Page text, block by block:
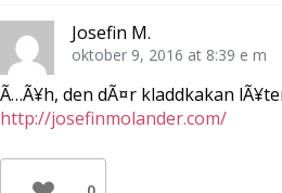
Josefin M.
oktober 9, 2016 at 8:39 e m
Ã…Ã¥h, den dÃ¤r kladdkakan
http://josefinmolander.com/